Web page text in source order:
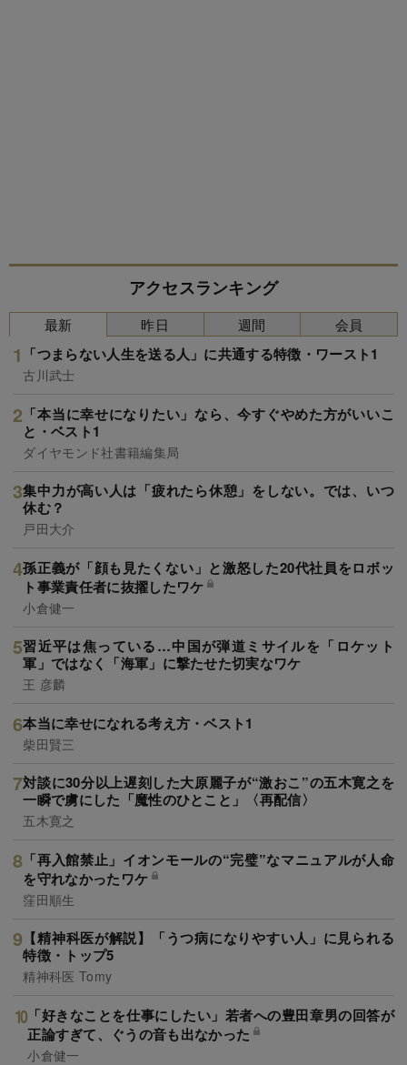
アクセスランキング
最新
「つまらない人生を送る人」に共通する特徴・ワースト1
古川武士
「本当に幸せになりたい」なら、今すぐやめた方がいいこ
と・ベスト1
ダイヤモンド社書籍編集局
集中力が高い人は「疲れたら休憩」をしない。では、いつ
休む？
戸田大介
孫正義が「顔も見たくない」と激怒した20代社員をロボッ
ト事業責任者に抜擢したワケ
小倉健一
習近平は焦っている…中国が弾道ミサイルを「ロケット
軍」ではなく「海軍」に撃たせた切実なワケ
王 彦麟
本当に幸せになれる考え方・ベスト1
柴田賢三
対談に30分以上遅刻した大原麗子が“激おこ”の五木寛之を
一瞬で虜にした「魔性のひとこと」〈再配信〉
五木寛之
「再入館禁止」イオンモールの“完璧”なマニュアルが人命
を守れなかったワケ
窪田順生
【精神科医が解説】「うつ病になりやすい人」に見られる
特徴・トップ5
精神科医 Tomy
「好きなことを仕事にしたい」若者への豊田章男の回答が
正論すぎて、ぐうの音も出なかった
小倉健一
昨日 週間 会員